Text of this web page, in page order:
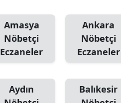
Amasya
Nöbetçi
Eczaneler
Ankara
Nöbetçi
Eczaneler
Aydın
Balıkesir